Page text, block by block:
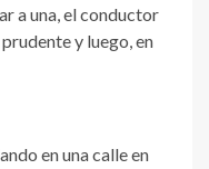
a una, el conductor
y luego, en
en una calle en